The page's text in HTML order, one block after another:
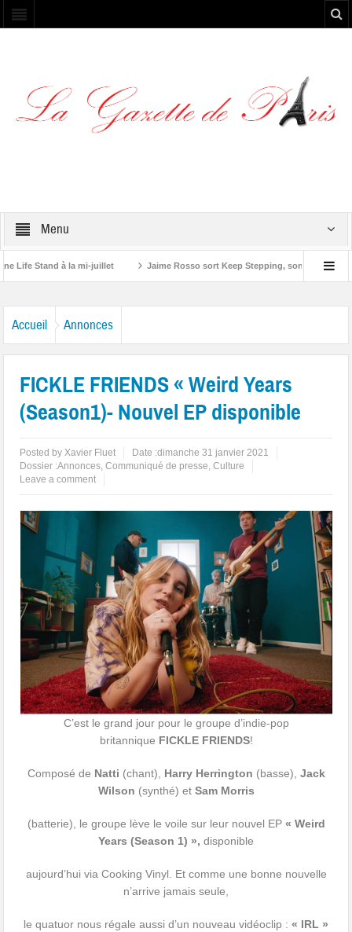
Menu
Stand à la mi-juillet Jaime Rosso sort Keep Stepping, son nouvel EP
Accueil Annonces
FICKLE FRIENDS « Weird Years
(Season1)- Nouvel EP disponible
Posted byXavier Fluet Date :dimanche 31 janvier 2021
Dossier :Annonces,Communiqué de presse,Culture
Leave a comment
C’est le grand jour pour le groupe d’indie-pop
britannique FICKLE FRIENDS!
Composé de Natti (chant), Harry Herrington (basse), Jack
Wilson (synthé) et Sam Morris
(batterie), le groupe lève le voile sur leur nouvel EP « Weird
Years (Season 1) », disponible
aujourd’hui via Cooking Vinyl. Et comme une bonne nouvelle
n’arrive jamais seule,
le quatuor nous régale aussi d’un nouveau vidéoclip : « IRL »